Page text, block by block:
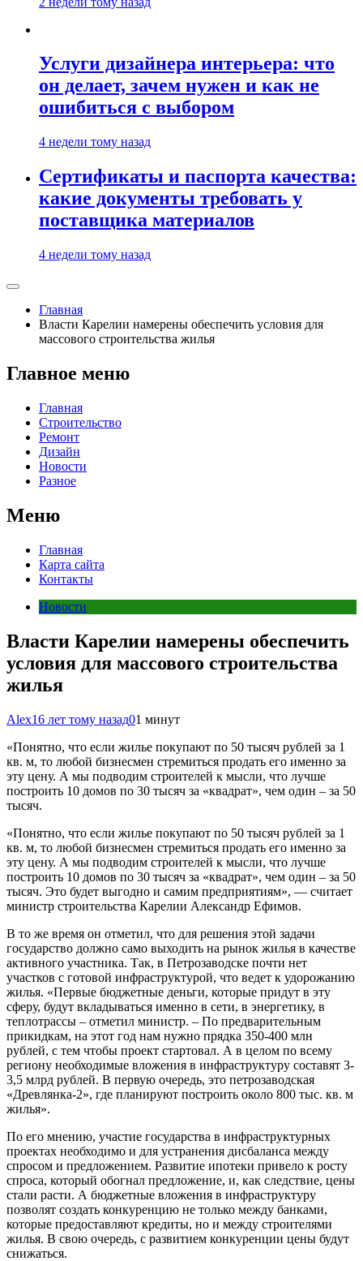
Услуги дизайнера интерьера: что
он делает, зачем нужен и как не
ошибиться с выбором
4 недели тому назад
Сертификаты и паспорта качества:
какие документы требовать у
поставщика материалов
4 недели тому назад
Главная
Власти Карелии намерены обеспечить условия для
массового строительства жилья
Главное меню
Главная
Строительство
Ремонт
Дизайн
Новости
Разное
Меню
Главная
Карта сайта
Контакты
Новости
Власти Карелии намерены обеспечить
условия для массового строительства
жилья
Alex16 лет тому назад01 минут
«Понятно, что если жилье покупают по 50 тысяч рублей за 1
кв. м, то любой бизнесмен стремиться продать его именно за
эту цену. А мы подводим строителей к мысли, что лучше
построить 10 домов по 30 тысяч за «квадрат», чем один – за 50
тысяч.
«Понятно, что если жилье покупают по 50 тысяч рублей за 1
кв. м, то любой бизнесмен стремиться продать его именно за
эту цену. А мы подводим строителей к мысли, что лучше
построить 10 домов по 30 тысяч за «квадрат», чем один – за 50
тысяч. Это будет выгодно и самим предприятиям», — считает
министр строительства Карелии Александр Ефимов.
В то же время он отметил, что для решения этой задачи
государство должно само выходить на рынок жилья в качестве
активного участника. Так, в Петрозаводске почти нет
участков с готовой инфраструктурой, что ведет к удорожанию
жилья. «Первые бюджетные деньги, которые придут в эту
сферу, будут вкладываться именно в сети, в энергетику, в
теплотрассы – отметил министр. – По предварительным
прикидкам, на этот год нам нужно прядка 350-400 млн
рублей, с тем чтобы проект стартовал. А в целом по всему
региону необходимые вложения в инфраструктуру составят 3-
3,5 млрд рублей. В первую очередь, это петрозаводская
«Древлянка-2», где планируют построить около 800 тыс. кв. м
жилья».
По его мнению, участие государства в инфраструктурных
проектах необходимо и для устранения дисбаланса между
спросом и предложением. Развитие ипотеки привело к росту
спроса, который обогнал предложение, и, как следствие, цены
стали расти. А бюджетные вложения в инфраструктуру
позволят создать конкуренцию не только между банками,
которые предоставляют кредиты, но и между строителями
жилья. В свою очередь, с развитием конкуренции цены будут
снижаться.